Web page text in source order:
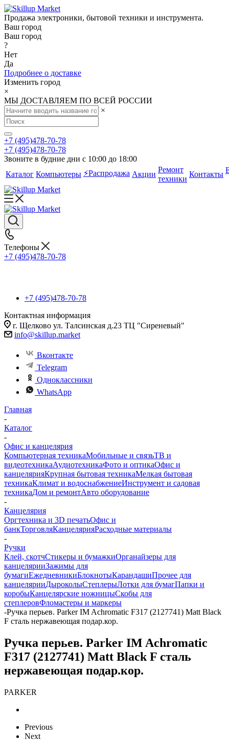
Продажа электроники, бытовой техники и инструмента.
Ваш город
Ваш город
?
Нет
Да
Подробнее о доставке
Изменить город
×
МЫ ДОСТАВЛЯЕМ ПО ВСЕЙ РОССИИ
×
+7 (495)478-70-78
+7 (495)478-70-78
Звоните в будние дни с 10:00 до 18:00
Каталог Компьютеры ⚡️Распродажа Акции
Ремонт
техники
Контакты
Телефоны
+7 (495)478-70-78
+7 (495)478-70-78
Контактная информация
г. Щелково ул. Талсинская д.23 ТЦ "Сиреневый"
info@skillup.market
Вконтакте
Telegram
Одноклассники
WhatsApp
Главная
-
Каталог
-
Офис и канцелярия
Компьютерная техникаМобильные и связьТВ и
видеотехникаАудиотехникаФото и оптикаОфис и
канцелярияКрупная бытовая техникаМелкая бытовая
техникаКлимат и водоснабжениеИнструмент и садовая
техникаДом и ремонтАвто оборудование
-
Канцелярия
Оргтехника и 3D печатьОфис и
банкТорговляКанцелярияРасходные материалы
-
Ручки
Клей, скотчСтикеры и бумажкиОрганайзеры для
канцелярииЗажимы для
бумагиЕжедневникиБлокнотыКарандашиПрочее для
канцелярииДыроколыСтеплерыЛотки для бумагПапки и
коробыКанцелярские ножницыСкобы для
степлеровФломастеры и маркеры
-Ручка перьев. Parker IM Achromatic F317 (2127741) Matt Black
F сталь нержавеющая подар.кор.
Ручка перьев. Parker IM Achromatic
F317 (2127741) Matt Black F сталь
нержавеющая подар.кор.
PARKER
Previous
Next